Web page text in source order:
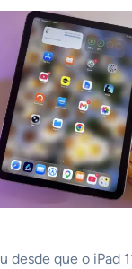
desde que o iPad